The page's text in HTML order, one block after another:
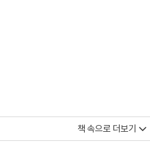
책 속으로 더보기